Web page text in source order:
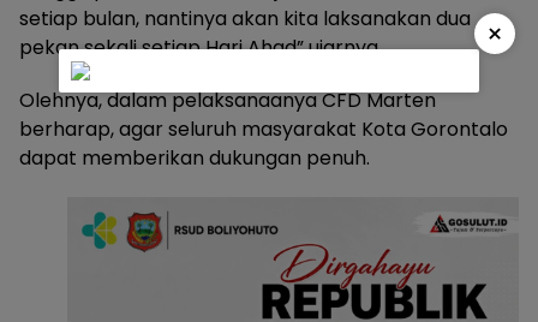
setiap bulan, nantinya akan kita laksanakan dua
pekan sekali setiap Hari Ahad” ujarnya.
Olehnya, dalam pelaksanaanya CFD Marten
berharap, agar seluruh masyarakat Kota Gorontalo
dapat memberikan dukungan penuh.
×